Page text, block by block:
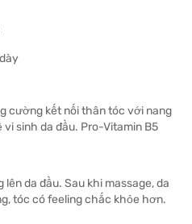
cường kết nối thân tóc với nang
sinh da đầu. Pro-Vitamin B5
da đầu. Sau khi massage, da
tóc có feeling chắc khỏe hơn.